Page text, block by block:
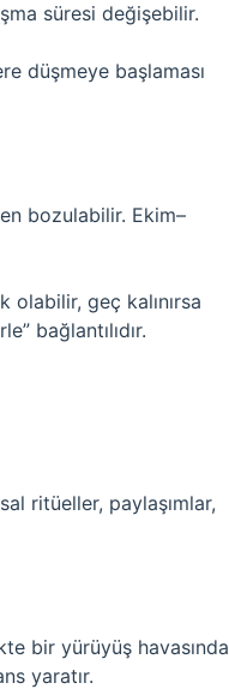
süresi değişebilir.
düşmeye başlaması
bozulabilir. Ekim–
geç kalınırsa
bağlantılıdır.
ritüeller, paylaşımlar,
bir yürüyüş havasında
yaratır.